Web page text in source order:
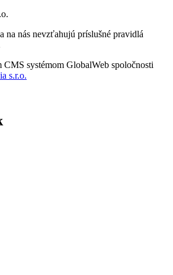
na nás nevzťahujú príslušné pravidlá
CMS systémom GlobalWeb spoločnosti
s.r.o.